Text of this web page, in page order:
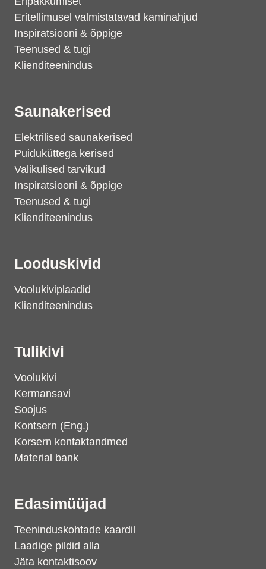
Eritellimusel valmistatavad kaminahjud
Inspiratsiooni & õppige
Teenused & tugi
Klienditeenindus
Saunakerised
Elektrilised saunakerised
Puiduküttega kerised
Valikulised tarvikud
Inspiratsiooni & õppige
Teenused & tugi
Klienditeenindus
Looduskivid
Voolukiviplaadid
Klienditeenindus
Tulikivi
Voolukivi
Kermansavi
Soojus
Kontsern (Eng.)
Korsern kontaktandmed
Material bank
Edasimüüjad
Teeninduskohtade kaardil
Laadige pildid alla
Jäta kontaktisoov